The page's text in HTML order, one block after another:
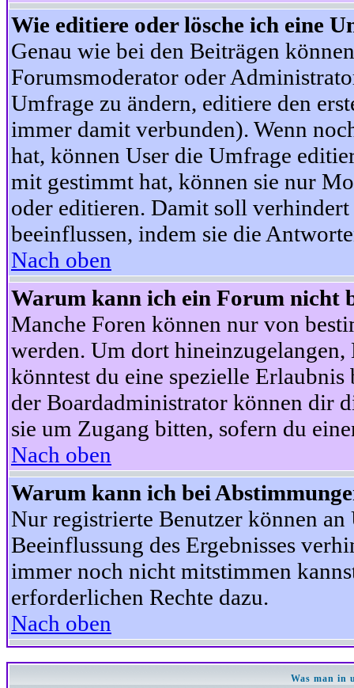
Wie editiere oder lösche ich eine
Genau wie bei den Beiträgen
Forumsmoderator oder
Umfrage zu ändern, editiere den
immer damit verbunden). Wenn
hat, können User die Umfrage
mit gestimmt hat, können sie nur
oder editieren. Damit soll
beeinflussen, indem sie die
Nach oben
Warum kann ich ein Forum nicht
Manche Foren können nur von
werden. Um dort hineinzugelangen,
könntest du eine spezielle
der Boardadministrator können dir
sie um Zugang bitten, sofern du
Nach oben
Warum kann ich bei
Nur registrierte Benutzer können
Beeinflussung des Ergebnisses
immer noch nicht mitstimmen
erforderlichen Rechte dazu.
Nach oben
Was man in